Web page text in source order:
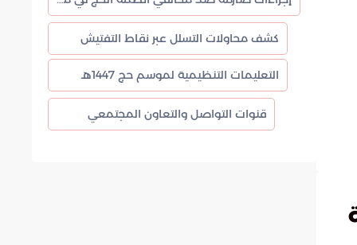
كشف محاولات التسلل عبر نقاط التفتيش
التعليمات التنظيمية لموسم حج 1447هـ
قنوات التواصل والتعاون المجتمعي